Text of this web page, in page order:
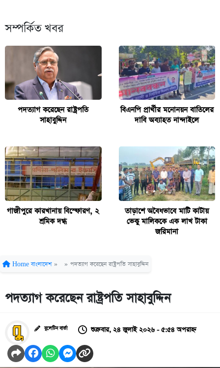
সম্পর্কিত খবর
পদত্যাগ করেছেন রাষ্ট্রপতি
সাহাবুদ্দিন
বিএনপি প্রার্থীর মনোনয়ন বাতিলের
দাবি অব্যাহত নান্দাইলে
গাজীপুরে কারখানায় বিস্ফোরণ, ২
শ্রমিক দগ্ধ
তাড়াশে অবৈধভাবে মাটি কাটায়
ভেকু মালিককে এক লাখ টাকা
জরিমানা
Home বাংলাদেশ » » পদত্যাগ করেছেন রাষ্ট্রপতি সাহাবুদ্দিন
পদত্যাগ করেছেন রাষ্ট্রপতি সাহাবুদ্দিন
বুলেটিন বার্তা শুক্রবার, ২৪ জুলাই ২০২৬ - ৫:৫৪ অপরাহ্ন